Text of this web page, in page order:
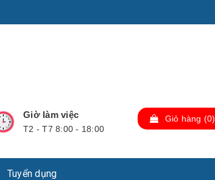
Giờ làm việc
T2 - T7 8:00 - 18:00
Giỏ hàng (0)
Tuyển dụng